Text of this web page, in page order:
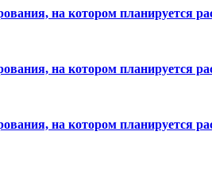
на котором планируется
на котором планируется
на котором планируется